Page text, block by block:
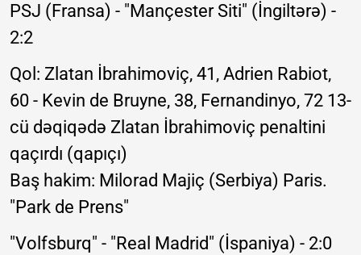
PSJ (Fransa) - "Mançester Siti" (İngiltərə) -
2:2
Qol: Zlatan İbrahimoviç, 41, Adrien Rabiot,
60 - Kevin de Bruyne, 38, Fernandinyo, 72 13-
cü dəqiqədə Zlatan İbrahimoviç penaltini
qaçırdı (qapıçı)
Baş hakim: Milorad Majiç (Serbiya) Paris.
"Park de Prens"
"Volfsburq" - "Real Madrid" (İspaniya) - 2:0